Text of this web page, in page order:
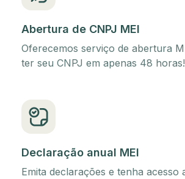
Abertura de CNPJ MEI
Oferecemos serviço de abertura
ter seu CNPJ em apenas 48 horas!
Declaração anual MEI
Emita declarações e tenha acesso